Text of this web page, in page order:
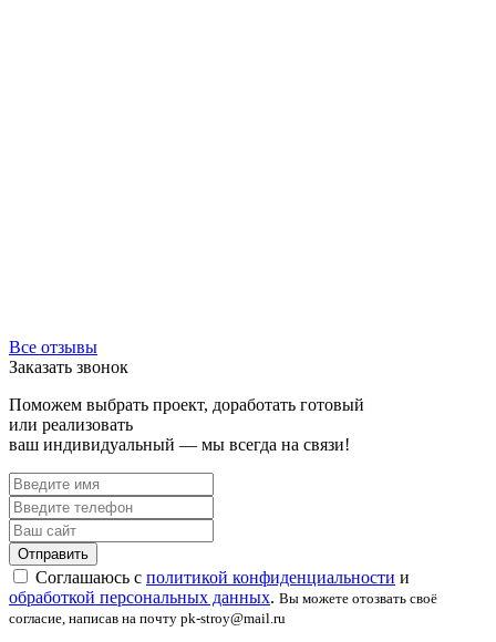
Все отзывы
Заказать звонок
Поможем выбрать проект, доработать готовый
или реализовать
ваш индивидуальный — мы всегда на связи!
Соглашаюсь с политикой конфиденциальности и
обработкой персональных данных. Вы можете отозвать своё
согласие, написав на почту pk-stroy@mail.ru